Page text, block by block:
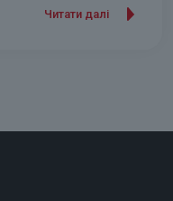
Читати далі